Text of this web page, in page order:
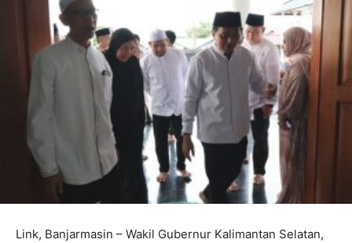
Link, Banjarmasin – Wakil Gubernur Kalimantan Selatan,